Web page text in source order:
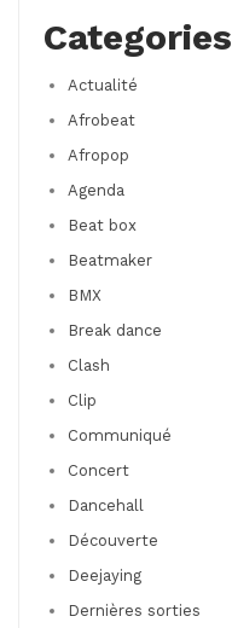
Categories
Actualité
Afrobeat
Afropop
Agenda
Beat box
Beatmaker
BMX
Break dance
Clash
Clip
Communiqué
Concert
Dancehall
Découverte
Deejaying
Dernières sorties